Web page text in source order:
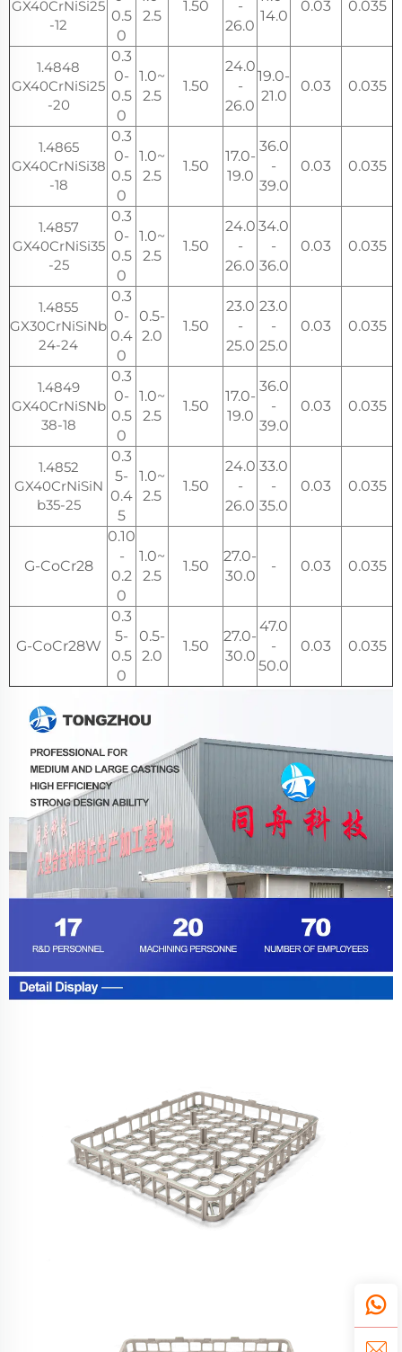
GX40CrNiSi25
-12
0.5
0
2.5
1.50
-
26.0
14.0
0.03 0.035
1.4848
GX40CrNiSi25
-20
0.3
0-
0.5
0
1.0~
2.5
1.50
24.0
-
26.0
19.0-
21.0
0.03 0.035
1.4865
GX40CrNiSi38
-18
0.3
0-
0.5
0
1.0~
2.5
1.50
17.0-
19.0
36.0
-
39.0
0.03 0.035
1.4857
GX40CrNiSi35
-25
0.3
0-
0.5
0
1.0~
2.5
1.50
24.0
-
26.0
34.0
-
36.0
0.03 0.035
1.4855
GX30CrNiSiNb
24-24
0.3
0-
0.4
0
0.5-
2.0
1.50
23.0
-
25.0
23.0
-
25.0
0.03 0.035
1.4849
GX40CrNiSNb
38-18
0.3
0-
0.5
0
1.0~
2.5
1.50
17.0-
19.0
36.0
-
39.0
0.03 0.035
1.4852
GX40CrNiSiN
b35-25
0.3
5-
0.4
5
1.0~
2.5
1.50
24.0
-
26.0
33.0
-
35.0
0.03 0.035
G-CoCr28
0.10
-
0.2
0
1.0~
2.5
1.50
27.0-
30.0
- 0.03 0.035
G-CoCr28W
0.3
5-
0.5
0
0.5-
2.0
1.50
27.0-
30.0
47.0
-
50.0
0.03 0.035